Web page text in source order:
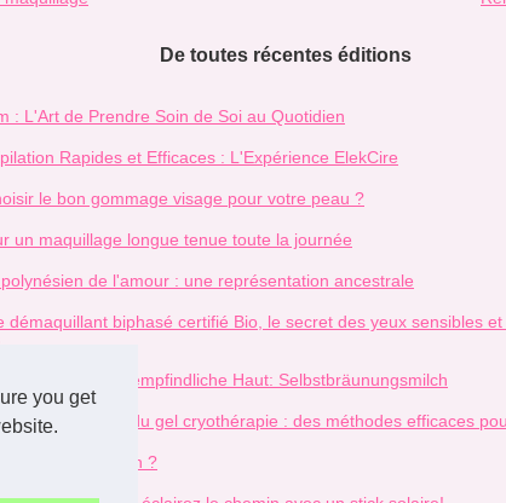
you get
De toutes récentes éditions
: L'Art de Prendre Soin de Soi au Quotidien
Rapides et Efficaces : L'Expérience ElekCire
le bon gommage visage pour votre peau ?
un maquillage longue tenue toute la journée
de l'amour : une représentation ancestrale
démaquillant biphasé certifié Bio, le secret des yeux sensibles
Glow für sonnenempfindliche Haut: Selbstbräunungsmilch
la cryo-argile et du gel cryothérapie : des méthodes efficaces
l’huile de ricin ?